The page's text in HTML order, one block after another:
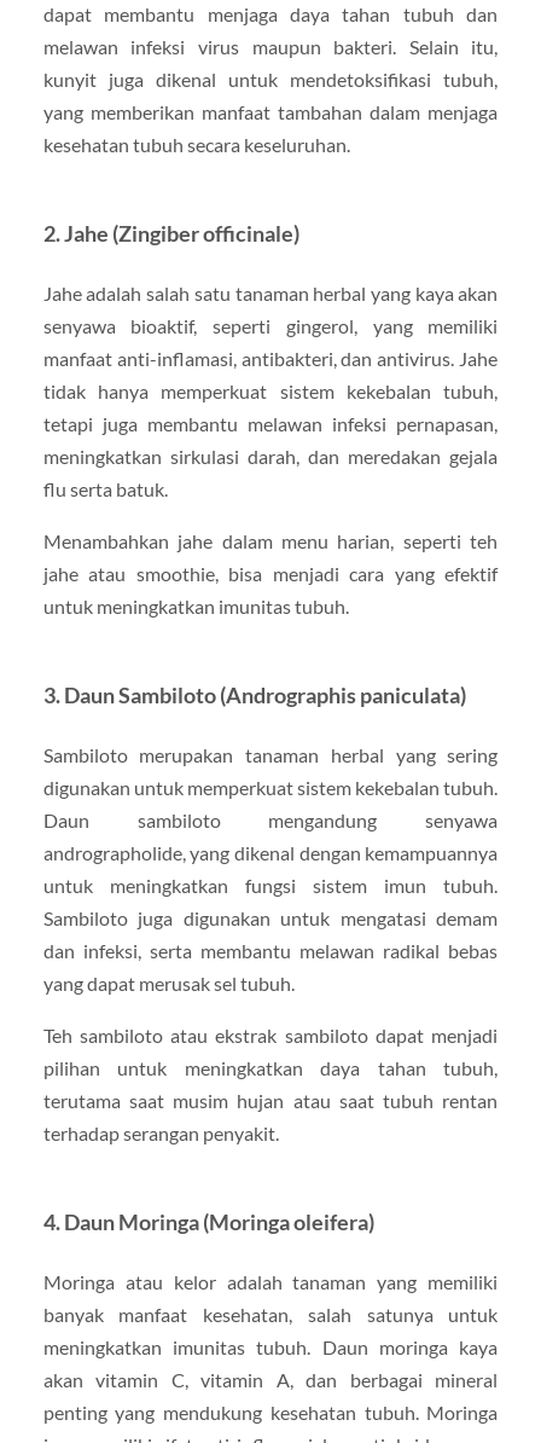
dapat membantu menjaga daya tahan tubuh dan
melawan infeksi virus maupun bakteri. Selain itu,
kunyit juga dikenal untuk mendetoksifikasi tubuh,
yang memberikan manfaat tambahan dalam menjaga
kesehatan tubuh secara keseluruhan.
2.Jahe (Zingiber officinale)
Jahe adalah salah satu tanaman herbal yang kaya akan
senyawa bioaktif, seperti gingerol, yang memiliki
manfaat anti-inflamasi, antibakteri, dan antivirus. Jahe
tidak hanya memperkuat sistem kekebalan tubuh,
tetapi juga membantu melawan infeksi pernapasan,
meningkatkan sirkulasi darah, dan meredakan gejala
flu serta batuk.
Menambahkan jahe dalam menu harian, seperti teh
jahe atau smoothie, bisa menjadi cara yang efektif
untuk meningkatkan imunitas tubuh.
3.Daun Sambiloto (Andrographis paniculata)
Sambiloto merupakan tanaman herbal yang sering
digunakan untuk memperkuat sistem kekebalan tubuh.
Daun sambiloto mengandung senyawa
andrographolide, yang dikenal dengan kemampuannya
untuk meningkatkan fungsi sistem imun tubuh.
Sambiloto juga digunakan untuk mengatasi demam
dan infeksi, serta membantu melawan radikal bebas
yang dapat merusak sel tubuh.
Teh sambiloto atau ekstrak sambiloto dapat menjadi
pilihan untuk meningkatkan daya tahan tubuh,
terutama saat musim hujan atau saat tubuh rentan
terhadap serangan penyakit.
4.Daun Moringa (Moringa oleifera)
Moringa atau kelor adalah tanaman yang memiliki
banyak manfaat kesehatan, salah satunya untuk
meningkatkan imunitas tubuh. Daun moringa kaya
akan vitamin C, vitamin A, dan berbagai mineral
penting yang mendukung kesehatan tubuh. Moringa